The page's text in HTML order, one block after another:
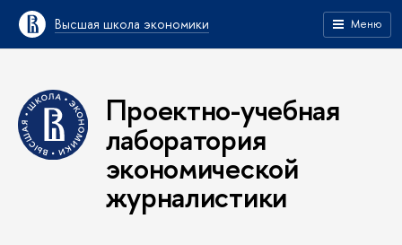
Высшая школа экономики Меню
Проектно-учебная
лаборатория
экономической
журналистики